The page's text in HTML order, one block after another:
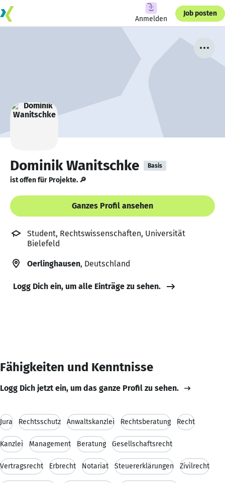
Anmelden
Job posten
Dominik Wanitschke Basis
ist offen für Projekte. 🔎
Ganzes Profil ansehen
Student, Rechtswissenschaften, Universität
Bielefeld
Oerlinghausen, Deutschland
Logg Dich ein, um alle Einträge zu sehen.
Fähigkeiten und Kenntnisse
Logg Dich jetzt ein, um das ganze Profil zu sehen.
Jura Rechtsschutz Anwaltskanzlei Rechtsberatung Recht
Kanzlei Management Beratung Gesellschaftsrecht
Vertragsrecht Erbrecht Notariat Steuererklärungen Zivilrecht